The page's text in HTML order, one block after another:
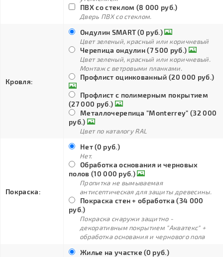
ПВХ со стеклом (8 000 руб.)
Дверь ПВХ со стеклом.
Кровля:
Ондулин SMART (0 руб.)
Цвет зеленый, красный или коричневый
Черепица ондулин (7 500 руб.)
Цвет зеленый, красный или коричневый.
Монтаж с ветровыми планками.
Профлист оцинкованный (20 000 руб.)
Профлист с полимерным покрытием
(27 000 руб.)
Металлочерепица "Monterrey" (32 000
руб.)
Цвет по каталогу RAL
Покраска:
Нет (0 руб.)
Нет.
Обработка основания и черновых
полов (10 000 руб.)
Пропитка не вымываемая
антисептическая для защиты древесины.
Покраска стен + обработка (34 000
руб.)
Покраска снаружи защитно -
декоративным покрытием "Акватекс" +
обработка основания и чернового пола
Жилье на участке (0 руб.)